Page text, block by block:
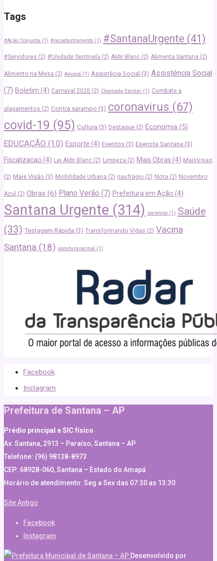
Tags
#Ação Conjunta (1) #recadastramento (1) #SantanaUrgente (41)
#Servidores (2) #Unidade Sentinela (2) Aldir Blanc (2) Alimenta Santana (2)
Alimento na Mesa (2) Amapá (1) Assistêcia Social (3) Assistência Social
(7) Boletim (4) Carnaval 2020 (2) Chamada Escolar (1) Combate a
alagamentos (2) Contra sarampo (3) coronavirus (67)
covid-19 (95) Cultura (3) Destaque (2) Economia (5)
EDUCAÇÃO (10) Esporte (4) Eventos (3) Exercita Santana (3)
Fiscalizacao (4) Lei Aldir Blanc (2) Limpeza (2) Mais Obras (4) MaisVisao
(2) Mais Visão (3) Mobilidade Urbana (2) naufrágio (2) Nota (2) Novembro
Azul (2) Obras (6) Plano Verão (7) Prefeitura em Ação (4)
Santana Urgente (314) sarampo (1) Saúde
(33) Testagem Rápida (3) Transformando Vidas (2) Vacina
Santana (18) vareduravacinal (1)
Facebook
Instagram
Prefeitura de Santana – AP
Prédio principal e SIC físico
Av. Santana, 2913 – Paraíso, Santana – AP
Telefone: (96) 98138-8973
CEP: 68928-060, Santana – Estado do Amapá
Horário de atendimento: Seg a Sex das 07:30 as 13:30
Site Antigo
Facebook
Instagram
Desenvolvido por